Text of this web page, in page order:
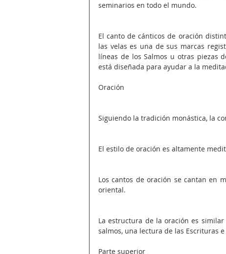
seminarios en todo el mundo.
El canto de cánticos de oración
las velas es una de sus marcas
líneas de los Salmos u otras piezas
está diseñada para ayudar a la
Oración
Siguiendo la tradición monástica, la
El estilo de oración es altamente
Los cantos de oración se cantan en
oriental.
La estructura de la oración es
salmos, una lectura de las Escrituras
Parte superior